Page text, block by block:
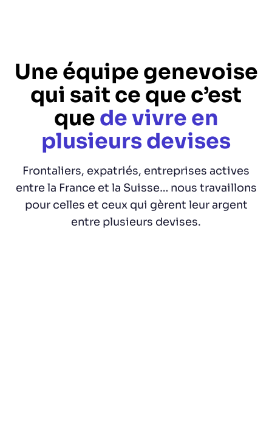
Une équipe genevoise
qui sait ce que c’est
que de vivre en
plusieurs devises
Frontaliers, expatriés, entreprises actives
entre la France et la Suisse… nous travaillons
pour celles et ceux qui gèrent leur argent
entre plusieurs devises.